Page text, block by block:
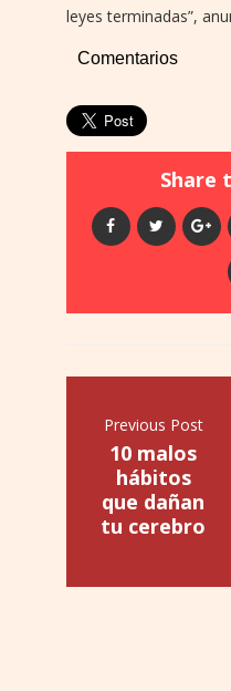
leyes terminadas”,
Comentarios
Share
Previous Post
10 malos
hábitos
que dañan
tu cerebro